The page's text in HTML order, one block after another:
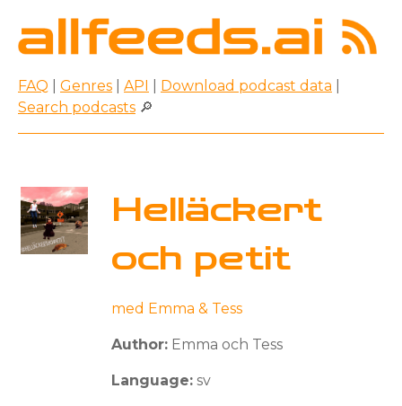
FAQ Genres API Download podcast data
Search podcasts 🔎
Helläckert
och petit
med Emma & Tess
Author: Emma och Tess
Language: sv